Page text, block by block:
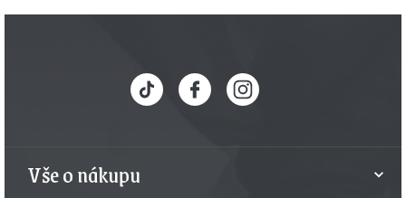
Vše o nákupu